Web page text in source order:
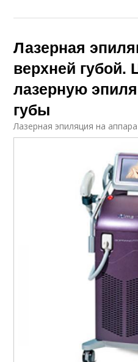
Лазерная
верхней губой.
лазерную
губы
Лазерная эпиляция на